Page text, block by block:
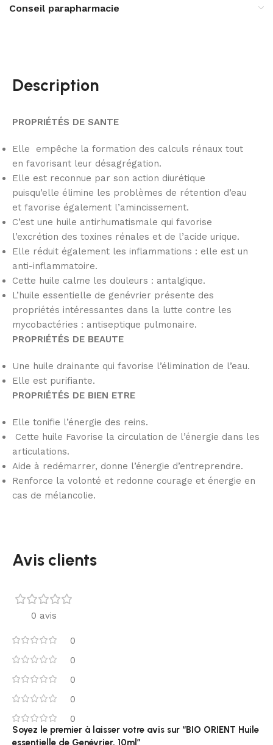
Conseil parapharmacie
Description
PROPRIÉTÉS DE SANTE
Elle empêche la formation des calculs rénaux tout
en favorisant leur désagrégation.
Elle est reconnue par son action diurétique
puisqu’elle élimine les problèmes de rétention d’eau
et favorise également l’amincissement.
C’est une huile antirhumatismale qui favorise
l’excrétion des toxines rénales et de l’acide urique.
Elle réduit également les inflammations : elle est un
anti-inflammatoire.
Cette huile calme les douleurs : antalgique.
L’huile essentielle de genévrier présente des
propriétés intéressantes dans la lutte contre les
mycobactéries : antiseptique pulmonaire.
PROPRIÉTÉS DE BEAUTE
Une huile drainante qui favorise l’élimination de l’eau.
Elle est purifiante.
PROPRIÉTÉS DE BIEN ETRE
Elle tonifie l’énergie des reins.
Cette huile Favorise la circulation de l’énergie dans les
articulations.
Aide à redémarrer, donne l’énergie d’entreprendre.
Renforce la volonté et redonne courage et énergie en
cas de mélancolie.
Avis clients
0 avis
0
0
0
0
0
Soyez le premier à laisser votre avis sur “BIO ORIENT Huile
essentielle de Genévrier, 10ml”